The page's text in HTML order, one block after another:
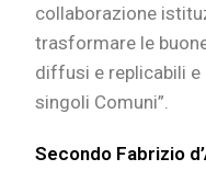
collaborazione
trasformare le
diffusi e replicabili
singoli Comuni”.
Secondo Fabrizio